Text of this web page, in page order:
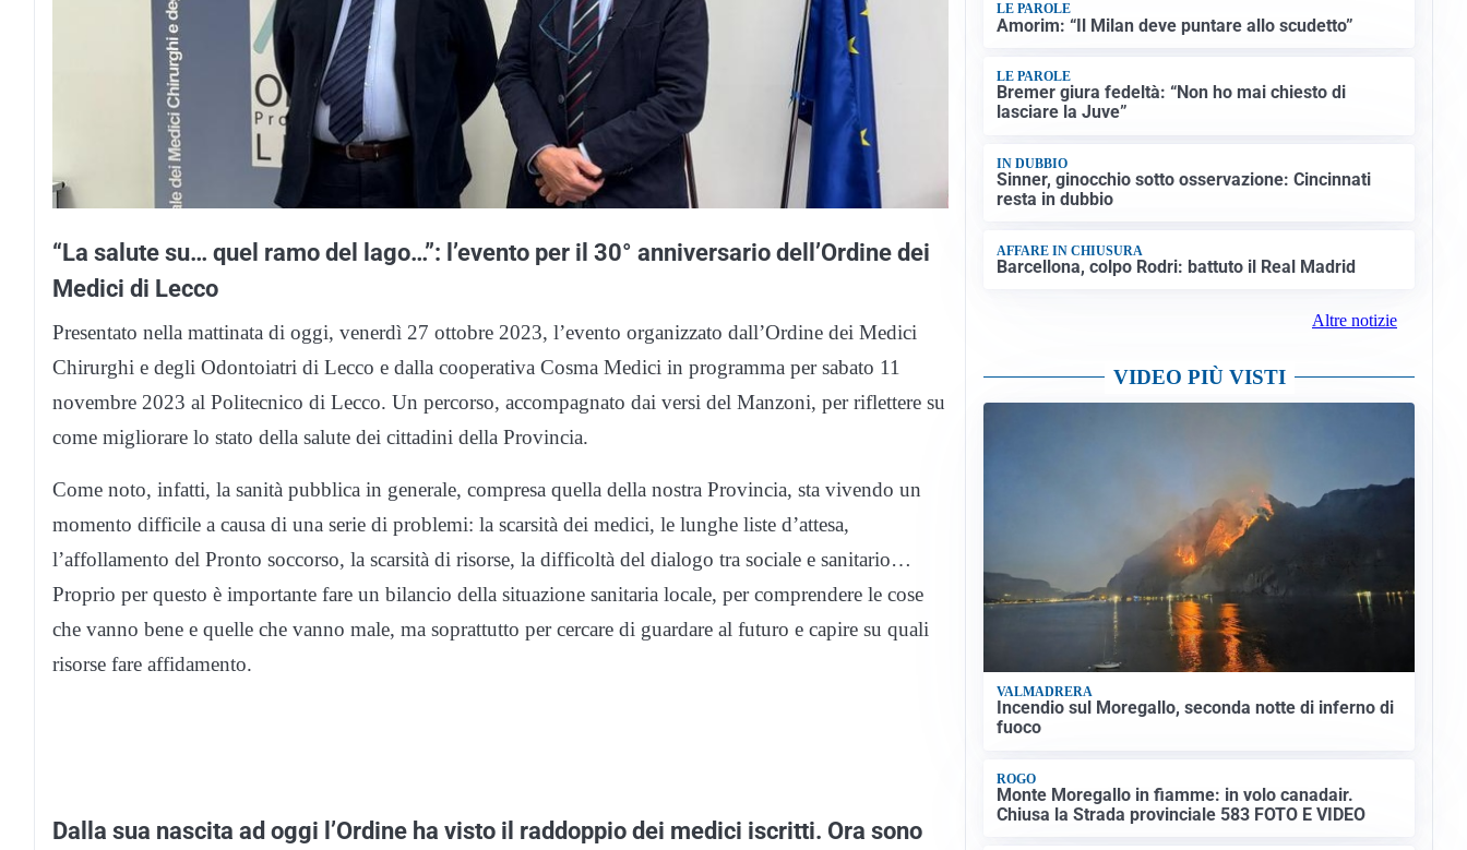
“La salute su… quel ramo del lago…”: l’evento per il 30° anniversario dell’Ordine dei
Medici di Lecco
Presentato nella mattinata di oggi, venerdì 27 ottobre 2023, l’evento organizzato dall’Ordine dei Medici
Chirurghi e degli Odontoiatri di Lecco e dalla cooperativa Cosma Medici in programma per sabato 11
novembre 2023 al Politecnico di Lecco. Un percorso, accompagnato dai versi del Manzoni, per riflettere su
come migliorare lo stato della salute dei cittadini della Provincia.
Come noto, infatti, la sanità pubblica in generale, compresa quella della nostra Provincia, sta vivendo un
momento difficile a causa di una serie di problemi: la scarsità dei medici, le lunghe liste d’attesa,
l’affollamento del Pronto soccorso, la scarsità di risorse, la difficoltà del dialogo tra sociale e sanitario…
Proprio per questo è importante fare un bilancio della situazione sanitaria locale, per comprendere le cose
che vanno bene e quelle che vanno male, ma soprattutto per cercare di guardare al futuro e capire su quali
risorse fare affidamento.
Dalla sua nascita ad oggi l’Ordine ha visto il raddoppio dei medici iscritti. Ora sono
LE PAROLE
Amorim: “Il Milan deve puntare allo scudetto”
LE PAROLE
Bremer giura fedeltà: “Non ho mai chiesto di
lasciare la Juve”
IN DUBBIO
Sinner, ginocchio sotto osservazione: Cincinnati
resta in dubbio
AFFARE IN CHIUSURA
Barcellona, colpo Rodri: battuto il Real Madrid
Altre notizie
VIDEO PIÙ VISTI
VALMADRERA
Incendio sul Moregallo, seconda notte di inferno di
fuoco
ROGO
Monte Moregallo in fiamme: in volo canadair.
Chiusa la Strada provinciale 583 FOTO E VIDEO